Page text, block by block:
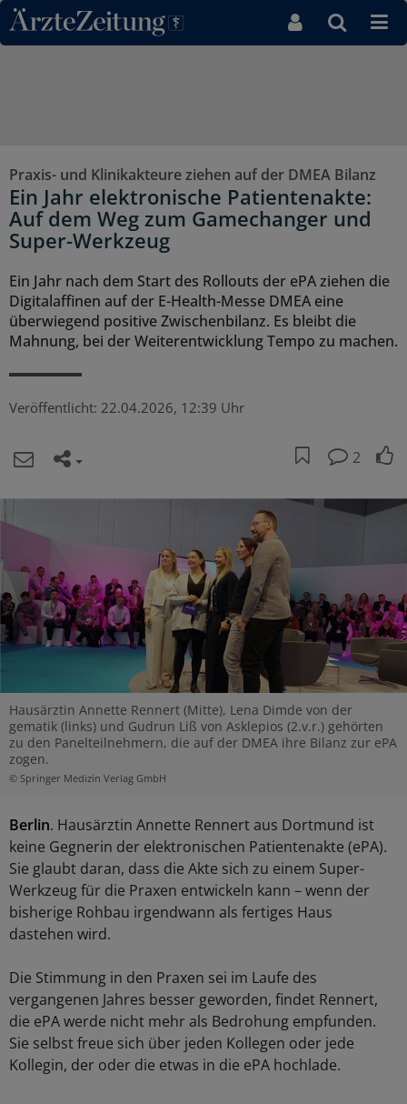
Direkt zum Inhaltsbereich
Praxis- und Klinikakteure ziehen auf der DMEA Bilanz
Ein Jahr elektronische Patientenakte:
Auf dem Weg zum Gamechanger und
Super-Werkzeug
Ein Jahr nach dem Start des Rollouts der ePA ziehen die
Digitalaffinen auf der E-Health-Messe DMEA eine
überwiegend positive Zwischenbilanz. Es bleibt die
Mahnung, bei der Weiterentwicklung Tempo zu machen.
Veröffentlicht: 22.04.2026, 12:39 Uhr
2
Hausärztin Annette Rennert (Mitte), Lena Dimde von der
gematik (links) und Gudrun Liß von Asklepios (2.v.r.) gehörten
zu den Panelteilnehmern, die auf der DMEA ihre Bilanz zur ePA
zogen.
© Springer Medizin Verlag GmbH
Berlin. Hausärztin Annette Rennert aus Dortmund ist
keine Gegnerin der elektronischen Patientenakte (ePA).
Sie glaubt daran, dass die Akte sich zu einem Super-
Werkzeug für die Praxen entwickeln kann – wenn der
bisherige Rohbau irgendwann als fertiges Haus
dastehen wird.
Die Stimmung in den Praxen sei im Laufe des
vergangenen Jahres besser geworden, findet Rennert,
die ePA werde nicht mehr als Bedrohung empfunden.
Sie selbst freue sich über jeden Kollegen oder jede
Kollegin, der oder die etwas in die ePA hochlade.